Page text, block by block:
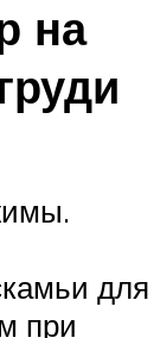
на
для
при